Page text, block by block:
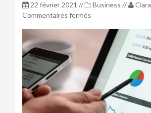
22 février 2021 // Business // Clara
Commentaires fermés
SEO
est
devenu
un
facteur
de
croissance